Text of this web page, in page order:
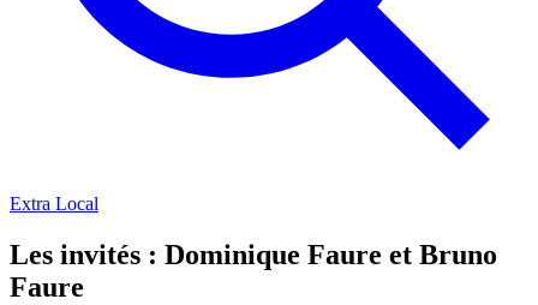
Extra Local
Les invités : Dominique Faure et Bruno
Faure